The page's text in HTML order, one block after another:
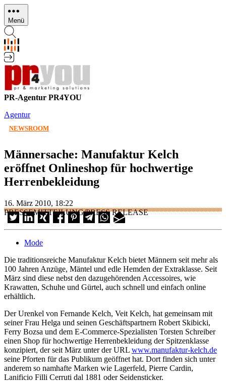
Direkt
zum
Inhalt
Menü
PR-Agentur PR4YOU
Agentur
NEWSROOM
Männersache: Manufaktur Kelch
eröffnet Onlineshop für hochwertige
Herrenbekleidung
16. März 2010, 18:22
PRESSEMITTEILUNG/PRESS RELEASE
Mode
Die traditionsreiche Manufaktur Kelch bietet Männern seit mehr als
100 Jahren Anzüge, Mäntel und edle Hemden der Extraklasse. Seit
März sind diese nebst den dazugehörenden Accessoires, wie
Krawatten, Schuhe und Gürtel, auch schnell und einfach online
erhältlich.
Der Urenkel von Fernande Kelch, Veit Kelch, hat gemeinsam mit
seiner Frau Helga und seinen Geschäftspartnern Robert Skibicki,
Ferry Bozsa und dem E-Commerce-Spezialisten Torsten Schreiber
einen Shop für hochwertige Herrenbekleidung der Spitzenklasse
konzipiert, der seit März unter der URL www.manufaktur-kelch.de
seine Pforten für das Publikum geöffnet hat. Dort finden sich unter
anderem so namhafte Marken wie Lagerfeld, Pierre Cardin,
Lanificio Filli Cerruti dal 1881 oder Seidensticker.